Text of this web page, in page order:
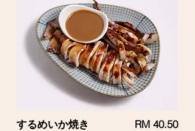
するめいか焼き
RM 40.50